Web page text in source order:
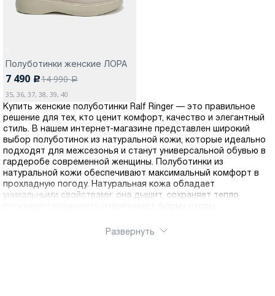
Полуботинки женские ЛОРА
7 490 c14 990a
35, 36, 37, 38, 39, 40
Купить женские полуботинки Ralf Ringer — это правильное
решение для тех, кто ценит комфорт, качество и элегантный
стиль. В нашем интернет-магазине представлен широкий
выбор полуботинок из натуральной кожи, которые идеально
подходят для межсезонья и станут универсальной обувью в
гардеробе современной женщины. Полуботинки из
натуральной кожи обеспечивают максимальный комфорт в
прохладную погоду. Натуральная кожа обладает
уникальными свойствами: она дышит, сохраняет тепло,
использованием современных технологий и качественных
Развернуть